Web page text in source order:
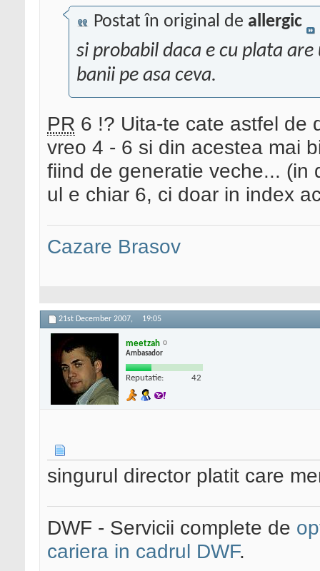
Postat în original de allergic
si probabil daca e cu plata
banii pe asa ceva.
PR 6 !? Uita-te cate astfel de
vreo 4 - 6 si din acestea mai
fiind de generatie veche...
ul e chiar 6, ci doar in index
Cazare Brasov
21st December 2007, 19:05
meetzah
Ambasador
Reputatie: 42
singurul director platit care
DWF - Servicii complete de
cariera in cadrul DWF.